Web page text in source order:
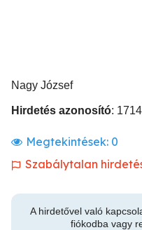
Nagy József
Hirdetés azonosító:
Megtekintések: 0
Szabálytalan
A hirdetővel való
fiókodba vagy